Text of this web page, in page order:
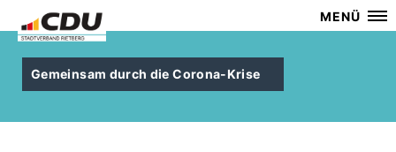
MENÜ
Gemeinsam durch die Corona-Krise